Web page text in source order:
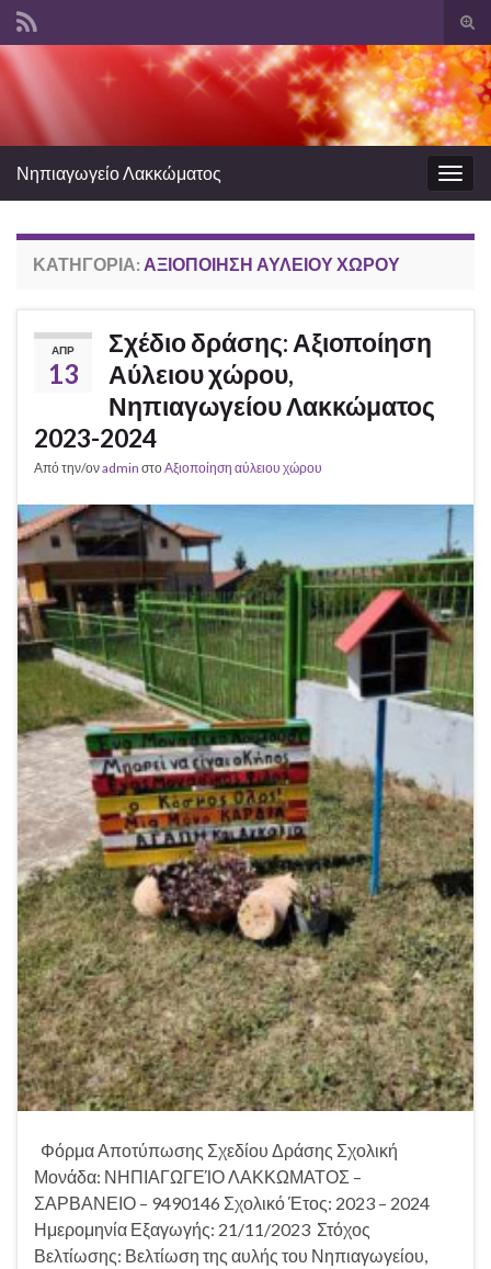
Search for:
Νηπιαγωγείο Λακκώματος
ΚΑΤΗΓΟΡΊΑ: ΑΞΙΟΠΟΊΗΣΗ ΑΎΛΕΙΟΥ ΧΏΡΟΥ
ΑΠΡ
13
Σχέδιο δράσης: Αξιοποίηση
Αύλειου χώρου,
Νηπιαγωγείου Λακκώματος
2023-2024
Από την/ονadmin στοΑξιοποίηση αύλειου χώρου
Φόρμα Αποτύπωσης Σχεδίου Δράσης Σχολική
Μονάδα: ΝΗΠΙΑΓΩΓΕΊΟ ΛΑΚΚΩΜΑΤΟΣ –
ΣΑΡΒΑΝΕΙΟ – 9490146 Σχολικό Έτος: 2023 – 2024
Ημερομηνία Εξαγωγής: 21/11/2023 Στόχος
Βελτίωσης: Βελτίωση της αυλής του Νηπιαγωγείου,